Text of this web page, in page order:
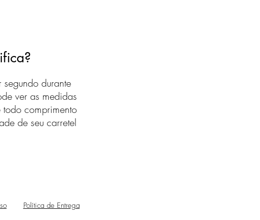
durante
ver as medidas
comprimento
de seu carretel
Política de Entrega